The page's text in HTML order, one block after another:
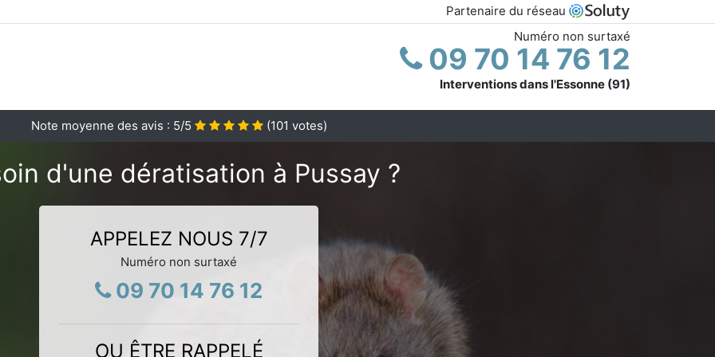
Partenaire du réseau
Numéro non surtaxé
09 70 14 76 12
Interventions dans l'Essonne (91)
Note moyenne des avis : 5/5 (101 votes)
d'une dératisation à Pussay ?
APPELEZ NOUS 7/7
Numéro non surtaxé
09 70 14 76 12
OU ÊTRE RAPPELÉ